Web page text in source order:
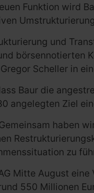
Funktion wird
und
börsennotierten
Scheller in
Baur die
angelegten Ziel
haben
zu
Mitte August
550 Millionen